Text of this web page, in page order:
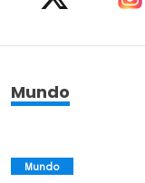
Mundo
Mundo